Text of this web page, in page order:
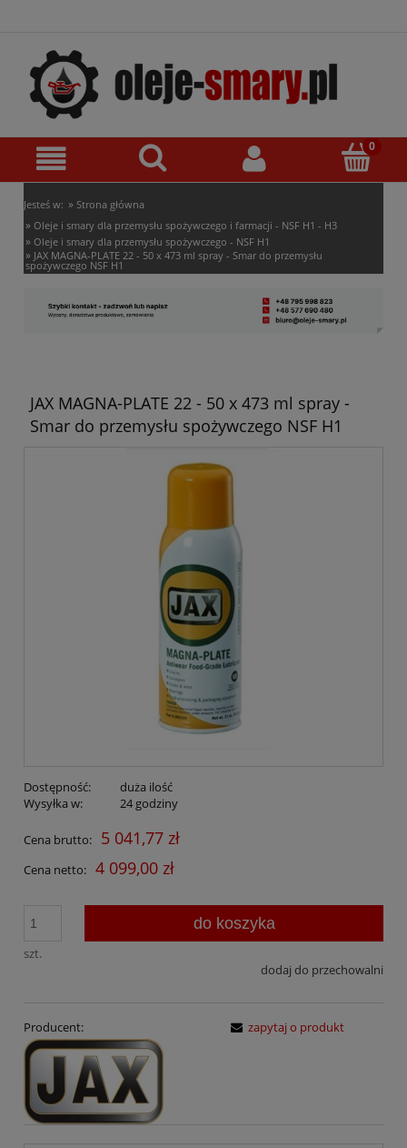
Jesteś w: » Strona główna
» Oleje i smary dla przemysłu spożywczego i farmacji - NSF H1 - H3
» Oleje i smary dla przemysłu spożywczego - NSF H1
» JAX MAGNA-PLATE 22 - 50 x 473 ml spray - Smar do przemysłu
spożywczego NSF H1
JAX MAGNA-PLATE 22 - 50 x 473 ml spray -
Smar do przemysłu spożywczego NSF H1
Dostępność:
duża ilość
Wysyłka w:
24 godziny
Cena brutto: 5 041,77 zł
Cena netto: 4 099,00 zł
szt.
do koszyka
dodaj do przechowalni
Producent: zapytaj o produkt